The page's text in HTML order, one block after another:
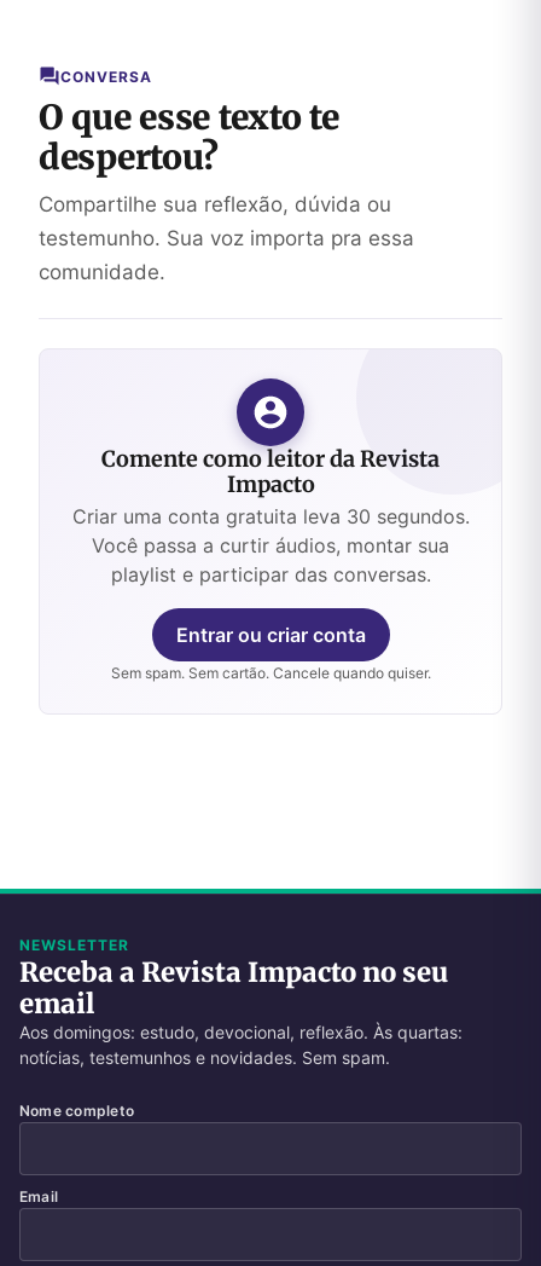
CONVERSA
O que esse texto te
despertou?
Compartilhe sua reflexão, dúvida ou
testemunho. Sua voz importa pra essa
comunidade.
Comente como leitor da Revista
Impacto
Criar uma conta gratuita leva 30 segundos.
Você passa a curtir áudios, montar sua
playlist e participar das conversas.
Entrar ou criar conta
Sem spam. Sem cartão. Cancele quando quiser.
NEWSLETTER
Receba a Revista Impacto no seu
email
Aos domingos: estudo, devocional, reflexão. Às quartas:
notícias, testemunhos e novidades. Sem spam.
Nome completo
Email